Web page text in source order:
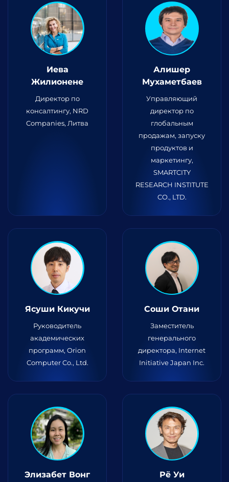
Иева
Жилионене
Директор по
консалтингу, NRD
Companies, Литва
Алишер
Мухаметбаев
Управляющий
директор по
глобальным
продажам, запуску
продуктов и
маркетингу,
SMARTCITY
RESEARCH INSTITUTE
CO., LTD.
Ясуши Кикучи
Руководитель
академических
программ, Orion
Computer Co., Ltd.
Соши Отани
Заместитель
генерального
директора, Internet
Initiative Japan Inc.
Элизабет Вонг Рё Уи